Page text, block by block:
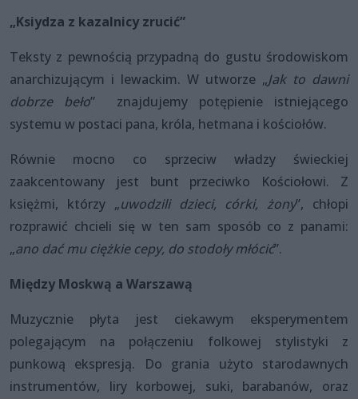
„Ksiydza z kazalnicy zrucić”
Teksty z pewnością przypadną do gustu środowiskom
anarchizującym i lewackim. W utworze „Jak to dawni
dobrze beło” znajdujemy potępienie istniejącego
systemu w postaci pana, króla, hetmana i kościołów.
Równie mocno co sprzeciw władzy świeckiej
zaakcentowany jest bunt przeciwko Kościołowi. Z
księżmi, którzy „uwodzili dzieci, córki, żony”, chłopi
rozprawić chcieli się w ten sam sposób co z panami:
„ano dać mu ciężkie cepy, do stodoły młócić”.
Między Moskwą a Warszawą
Muzycznie płyta jest ciekawym eksperymentem
polegającym na połączeniu folkowej stylistyki z
punkową ekspresją. Do grania użyto starodawnych
instrumentów, liry korbowej, suki, barabanów, oraz